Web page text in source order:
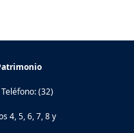
(32)
4, 5, 6, 7, 8 y